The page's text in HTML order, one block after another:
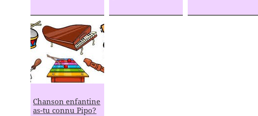
Chanson enfantine
as-tu connu Pipo?